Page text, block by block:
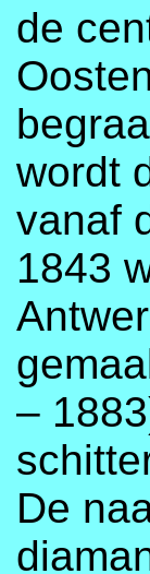
de
wordt
vanaf
1843
–
De